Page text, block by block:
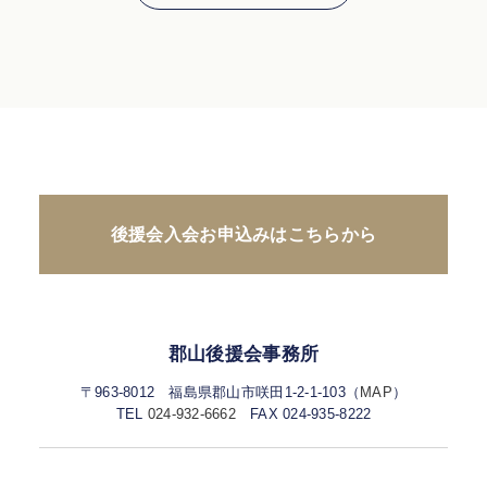
後援会入会お申込みはこちらから
郡山後援会事務所
〒963-8012 福島県郡山市咲田1-2-1-103（ MAP ）
TEL 024-932-6662FAX 024-935-8222